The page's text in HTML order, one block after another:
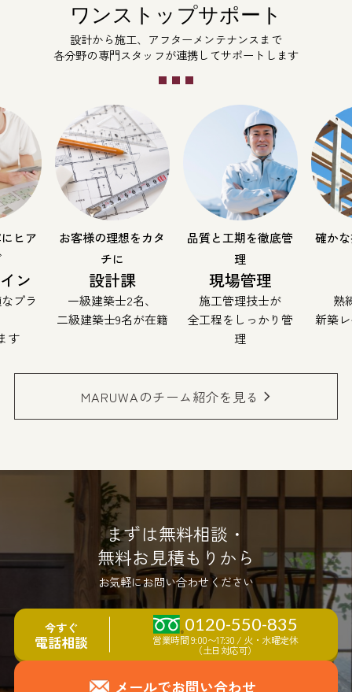
ワンストップサポート
設計から施工、アフターメンテナンスまで
各分野の専門スタッフが連携してサポートします
ヒア
ン
プラ
す
お客様の理想をカタ
チに
設計課
一級建築士2名、
二級建築士9名が在籍
品質と工期を徹底管
理
現場管理
施工管理技士が
全工程をしっかり管
理
確か
熟
新築
MARUWAのチーム紹介を見る
まずは無料相談・
無料お見積もりから
お気軽にお問い合わせください
今すぐ
電話相談
0120-550-835
営業時間 9:00〜17:30 / 火・水曜定休
（土日対応可）
メールでお問い合わせ